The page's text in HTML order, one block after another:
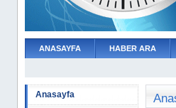
ANASAYFA HABER ARA
Anasayfa